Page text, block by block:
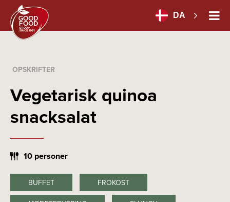
DA
OPSKRIFTER
Vegetarisk quinoa
snacksalat
10 personer
BUFFET FROKOST